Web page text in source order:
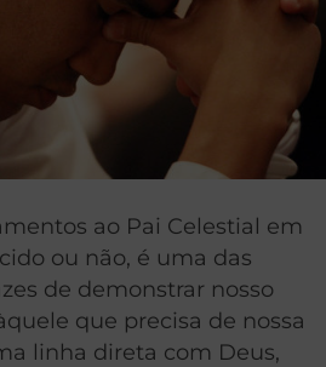
ao Pai Celestial em
ou não, é uma das
de demonstrar nosso
que precisa de nossa
linha direta com Deus,